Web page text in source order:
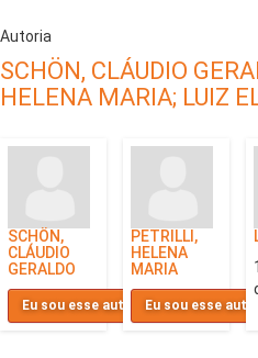
Autoria
SCHÖN, CLÁUDIO
HELENA MARIA; LUIZ
SCHÖN,
CLÁUDIO
GERALDO
Eu sou esse autor
PETRILLI,
HELENA
MARIA
Eu sou esse autor